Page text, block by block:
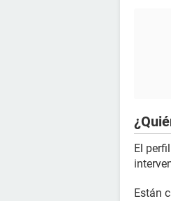
El
Están